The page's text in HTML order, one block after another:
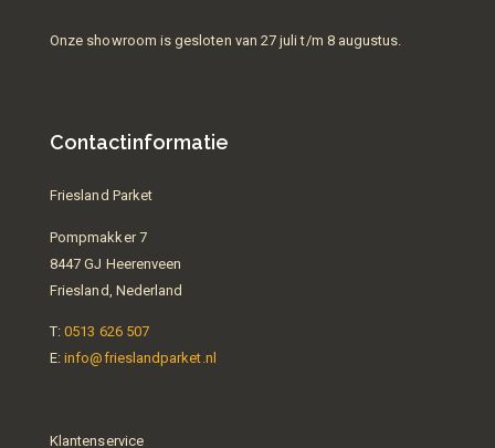
Onze showroom is gesloten van 27 juli t/m 8 augustus.
Contactinformatie
Friesland Parket
Pompmakker 7
8447 GJ Heerenveen
Friesland, Nederland
T:0513 626 507
E:info@frieslandparket.nl
Klantenservice